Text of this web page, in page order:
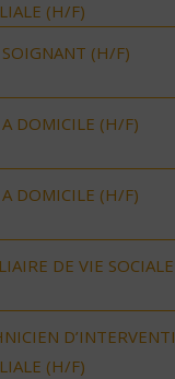
(H/F)
(H/F)
DOMICILE (H/F)
DOMICILE (H/F)
DE VIE
(H/F)